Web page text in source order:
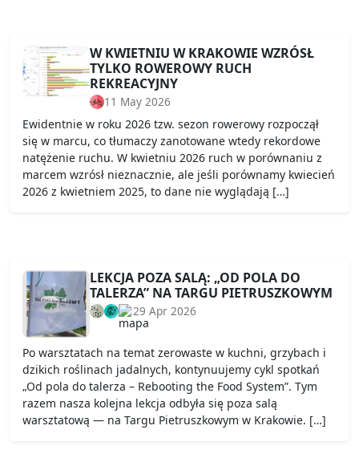
W KWIETNIU W KRAKOWIE WZRÓSŁ
TYLKO ROWEROWY RUCH
REKREACYJNY
11 May 2026
Ewidentnie w roku 2026 tzw. sezon rowerowy rozpoczął
się w marcu, co tłumaczy zanotowane wtedy rekordowe
natężenie ruchu. W kwietniu 2026 ruch w porównaniu z
marcem wzrósł nieznacznie, ale jeśli porównamy kwiecień
2026 z kwietniem 2025, to dane nie wyglądają […]
LEKCJA POZA SALĄ: „OD POLA DO
TALERZA” NA TARGU PIETRUSZKOWYM
29 Apr 2026
Po warsztatach na temat zerowaste w kuchni, grzybach i
dzikich roślinach jadalnych, kontynuujemy cykl spotkań
„Od pola do talerza – Rebooting the Food System”. Tym
razem nasza kolejna lekcja odbyła się poza salą
warsztatową — na Targu Pietruszkowym w Krakowie. […]